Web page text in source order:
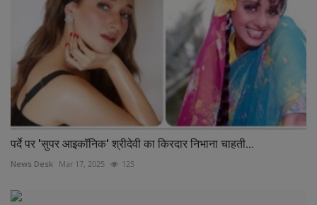
पर्दे पर 'सुपर आइकॉनिक' श्रीदेवी का किरदार निभाना चाहती...
News Desk Mar 17, 2025 125